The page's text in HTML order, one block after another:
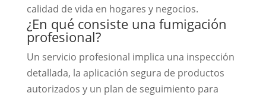
calidad de vida en hogares y negocios.
¿En qué consiste una fumigación
profesional?
Un servicio profesional implica una inspección
detallada, la aplicación segura de productos
autorizados y un plan de seguimiento para